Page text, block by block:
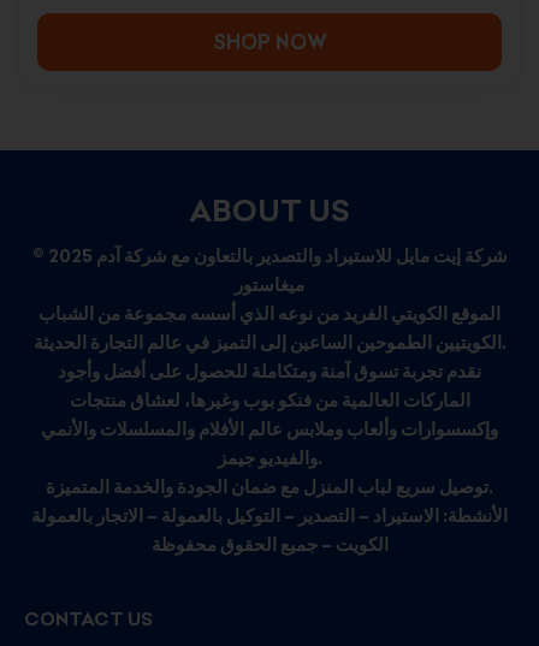
COLLECTORS AND DISPLAY
SHOP NOW
ABOUT US
© 2025 شركة إيت مايل للاستيراد والتصدير بالتعاون مع شركة آدم
ميغاستور
الموقع الكويتي الفريد من نوعه الذي أسسه مجموعة من الشباب
الكويتيين الطموحين الساعين إلى التميز في عالم التجارة الحديثة.
نقدم تجربة تسوق آمنة ومتكاملة للحصول على أفضل وأجود
الماركات العالمية من فنكو بوب وغيرها، لعشاق منتجات
وإكسسوارات وألعاب وملابس عالم الأفلام والمسلسلات والأنمي
والفيديو جيمز.
توصيل سريع لباب المنزل مع ضمان الجودة والخدمة المتميزة.
الأنشطة: الاستيراد – التصدير – التوكيل بالعمولة – الاتجار بالعمولة
الكويت – جميع الحقوق محفوظة
CONTACT US